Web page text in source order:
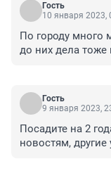
Гость
10 января 2023,
По городу много
до них дела тоже
Гость
9 января 2023,
Посадите на 2
новостям,